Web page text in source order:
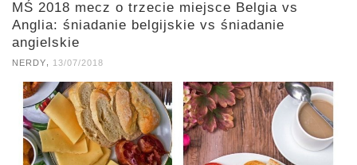
MŚ 2018 mecz o trzecie miejsce Belgia vs
Anglia: śniadanie belgijskie vs śniadanie
angielskie
NERDY, 13/07/2018